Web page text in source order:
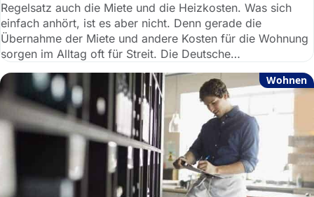
Regelsatz auch die Miete und die Heizkosten. Was sich
einfach anhört, ist es aber nicht. Denn gerade die
Übernahme der Miete und andere Kosten für die Wohnung
sorgen im Alltag oft für Streit. Die Deutsche
Anwaltauskunft zeigt die wichtigsten Vorgaben beim
Thema Hartz IV und Wohnung.
Wohnen